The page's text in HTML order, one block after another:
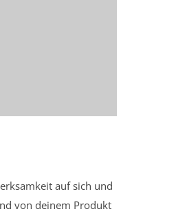
auf sich und
von deinem Produkt